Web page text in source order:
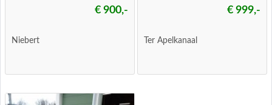
€ 900,-
Niebert
€ 999,-
Ter Apelkanaal